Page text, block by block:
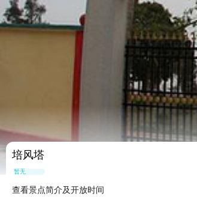
培风塔
暂无点评
查看景点简介及开放时间